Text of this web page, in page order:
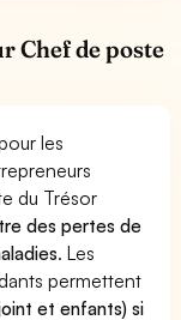
Chef de poste
les
du Trésor
des pertes de
. Les
permettent
et enfants) si